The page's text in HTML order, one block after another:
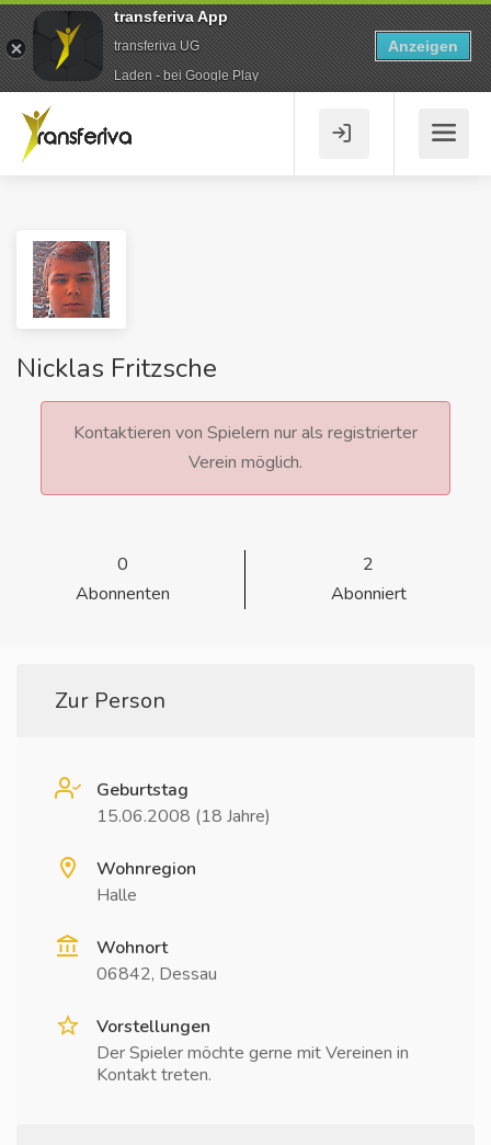
Nicklas Fritzsche
Kontaktieren von Spielern nur als registrierter
Verein möglich.
0
Abonnenten
2
Abonniert
Zur Person
Geburtstag
15.06.2008 (18 Jahre)
Wohnregion
Halle
Wohnort
06842, Dessau
Vorstellungen
Der Spieler möchte gerne mit Vereinen in
Kontakt treten.
transferiva App
transferiva UG
Laden - bei Google Play
Anzeigen